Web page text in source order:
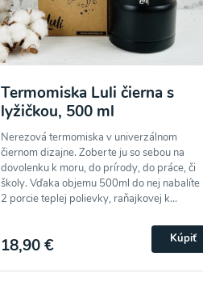
Termomiska Luli čierna s
lyžičkou, 500 ml
Nerezová termomiska v univerzálnom
čiernom dizajne. Zoberte ju so sebou na
dovolenku k moru, do prírody, do práce, či
školy. Vďaka objemu 500ml do nej
2 porcie teplej polievky, raňajkovej k...
18,90 € Kúpiť